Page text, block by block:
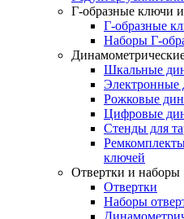
Г-образные ключи
Г-образные
Наборы Г-
Шкальные
Электронные
Рожковые
Цифровые
Стенды для
ключей
Отвертки и наборы
Отвертки
Наборы